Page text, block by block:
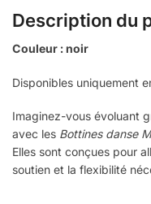
Description du
Couleur : noir
Disponibles uniquement
Imaginez-vous évoluant
avec les Bottines danse
Elles sont conçues pour
soutien et la flexibilité